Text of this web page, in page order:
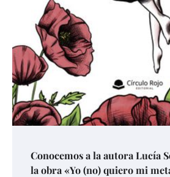
Conocemos a la autora Lucía
la obra «Yo (no) quiero mi